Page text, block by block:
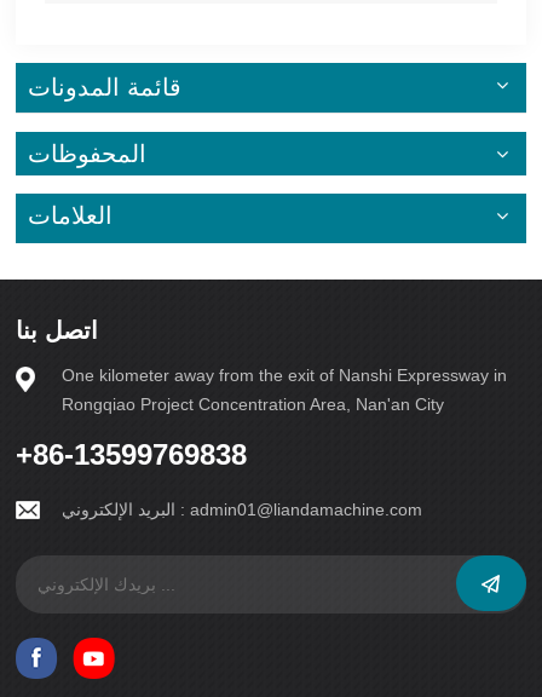
قائمة المدونات
المحفوظات
العلامات
اتصل بنا
One kilometer away from the exit of Nanshi Expressway in
Rongqiao Project Concentration Area, Nan'an City
+86-13599769838
البريد الإلكتروني :admin01@liandamachine.com